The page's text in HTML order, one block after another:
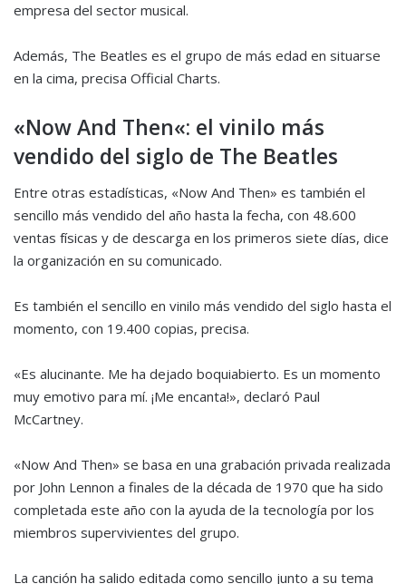
empresa del sector musical.
Además, The Beatles es el grupo de más edad en situarse
en la cima, precisa Official Charts.
«Now And Then«: el vinilo más
vendido del siglo de The Beatles
Entre otras estadísticas, «Now And Then» es también el
sencillo más vendido del año hasta la fecha, con 48.600
ventas físicas y de descarga en los primeros siete días, dice
la organización en su comunicado.
Es también el sencillo en vinilo más vendido del siglo hasta el
momento, con 19.400 copias, precisa.
«Es alucinante. Me ha dejado boquiabierto. Es un momento
muy emotivo para mí. ¡Me encanta!», declaró Paul
McCartney.
«Now And Then» se basa en una grabación privada realizada
por John Lennon a finales de la década de 1970 que ha sido
completada este año con la ayuda de la tecnología por los
miembros supervivientes del grupo.
La canción ha salido editada como sencillo junto a su tema